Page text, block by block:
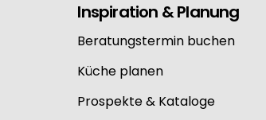
Inspiration & Planung
Beratungstermin buchen
Küche planen
Prospekte & Kataloge